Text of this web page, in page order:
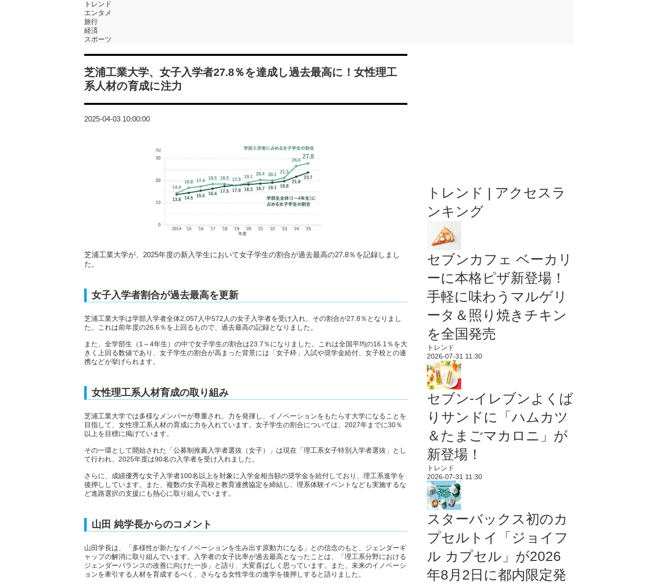
トレンド
エンタメ
旅行
経済
スポーツ
芝浦工業大学、女子入学者27.8％を達成し過去最高に！女性理工
系人材の育成に注力
2025-04-03 10:00:00
芝浦工業大学が、2025年度の新入学生において女子学生の割合が過去最高の27.8％を記録しまし
た。
女子入学者割合が過去最高を更新
芝浦工業大学は学部入学者全体2,057人中572人の女子入学者を受け入れ、その割合が27.8％となりまし
た。これは前年度の26.6％を上回るもので、過去最高の記録となりました。
また、全学部生（1～4年生）の中で女子学生の割合は23.7％になりました。これは全国平均の16.1％を大
きく上回る数値であり、女子学生の割合が高まった背景には「女子枠」入試や奨学金給付、女子校との連
携などが挙げられます。
女性理工系人材育成の取り組み
芝浦工業大学では多様なメンバーが尊重され、力を発揮し、イノベーションをもたらす大学になることを
目指して、女性理工系人材の育成に力を入れています。女子学生の割合については、2027年までに30％
以上を目標に掲げています。
その一環として開始された「公募制推薦入学者選抜（女子）」は現在「理工系女子特別入学者選抜」とし
て行われ、2025年度は90名の入学者を受け入れました。
さらに、成績優秀な女子入学者100名以上を対象に入学金相当額の奨学金を給付しており、理工系進学を
後押ししています。また、複数の女子高校と教育連携協定を締結し、理系体験イベントなども実施するな
ど進路選択の支援にも熱心に取り組んでいます。
山田 純学長からのコメント
山田学長は、「多様性が新たなイノベーションを生み出す原動力になる」との信念のもと、ジェンダーギ
ャップの解消に取り組んでいます。入学者の女子比率が過去最高となったことは、「理工系分野における
ジェンダーバランスの改善に向けた一歩」と語り、大変喜ばしく思っています。また、未来のイノベーシ
ョンを牽引する人材を育成するべく、さらなる女性学生の進学を後押しすると語りました。
トレンド | アクセスラ
ンキング
セブンカフェ ベーカリ
ーに本格ピザ新登場！
手軽に味わうマルゲリ
ータ＆照り焼きチキン
を全国発売
トレンド
2026-07-31 11:30
セブン‐イレブンよくば
りサンドに「ハムカツ
＆たまごマカロニ」が
新登場！
トレンド
2026-07-31 11:30
スターバックス初のカ
プセルトイ「ジョイフ
ル カプセル」が2026
年8月2日に都内限定発